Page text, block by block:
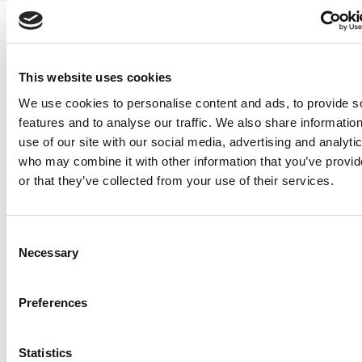
This website uses cookies
We use cookies to personalise content and ads, to provide
features and to analyse our traffic. We also share
use of our site with our social media, advertising and
who may combine it with other information that you’ve
or that they’ve collected from your use of their services.
Selection
Necessary
Preferences
Statistics
Horaires et tarifs
Tarifs
Tarif individuel
Plein tarif aller simple
Demi-tarif aller simple
Demi-tarif aller-retour